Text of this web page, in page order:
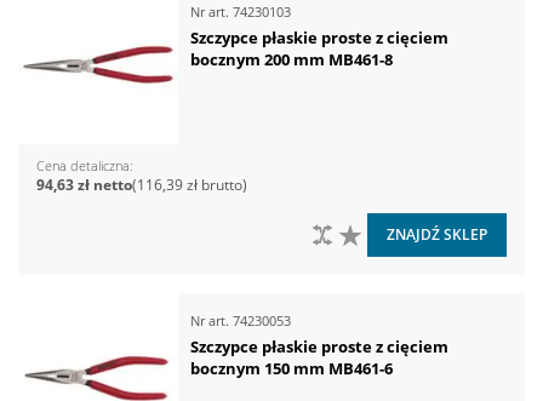
Nr art. 74230103
Szczypce płaskie proste z cięciem
bocznym 200 mm MB461-8
Cena detaliczna
116,39 zł
94,63 zł
DO LISTY ŻYCZEŃ
DO PORÓWNANIA
ZNAJDŹ SKLEP
Nr art. 74230053
Szczypce płaskie proste z cięciem
bocznym 150 mm MB461-6